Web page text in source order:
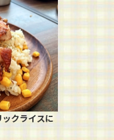
ックライスに